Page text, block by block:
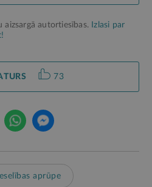
autortiesības.
Izlasi par
73
aprūpe